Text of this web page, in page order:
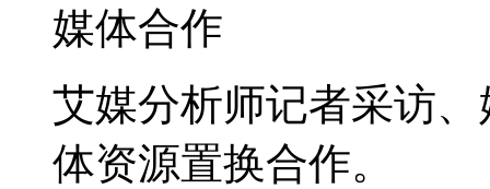
媒体合作
艾媒分析师记者采访
体资源置换合作。